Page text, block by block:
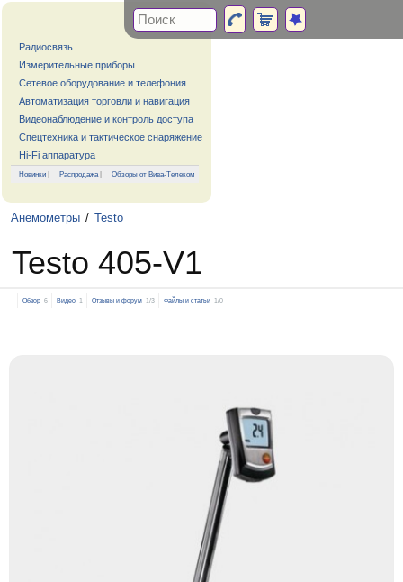
Радиосвязь
Измерительные приборы
Сетевое оборудование и телефония
Автоматизация торговли и навигация
Видеонаблюдение и контроль доступа
Спецтехника и тактическое снаряжение
Hi-Fi аппаратура
Новинки | Распродажа| Обзоры от Вива-Телеком
Анемометры / Testo
Testo 405-V1
Обзор 6 Видео 1 Отзывы и форум 1/3 Файлы и статьи 1/0